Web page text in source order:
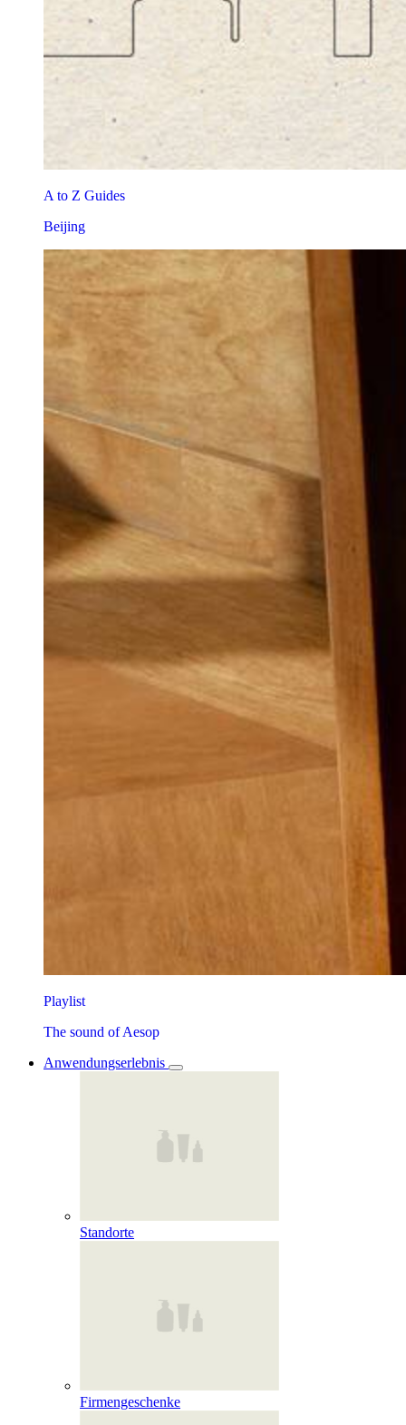
A to Z Guides
Beijing
Playlist
The sound of Aesop
Anwendungserlebnis
Standorte
Firmengeschenke